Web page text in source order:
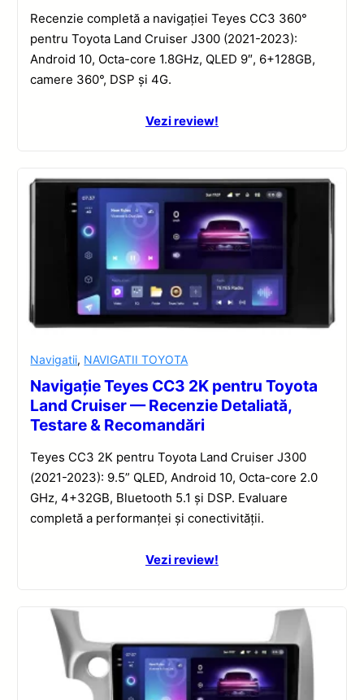
Recenzie completă a navigației Teyes CC3 360°
pentru Toyota Land Cruiser J300 (2021-2023):
Android 10, Octa-core 1.8GHz, QLED 9″, 6+128GB,
camere 360°, DSP și 4G.
Vezi review!
Navigatii, NAVIGATII TOYOTA
Navigație Teyes CC3 2K pentru Toyota
Land Cruiser — Recenzie Detaliată,
Testare & Recomandări
Teyes CC3 2K pentru Toyota Land Cruiser J300
(2021-2023): 9.5” QLED, Android 10, Octa-core 2.0
GHz, 4+32GB, Bluetooth 5.1 și DSP. Evaluare
completă a performanței și conectivității.
Vezi review!